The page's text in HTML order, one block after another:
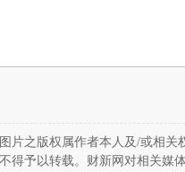
片之版权属作者本人及/或相关
得予以转载。财新网对相关媒